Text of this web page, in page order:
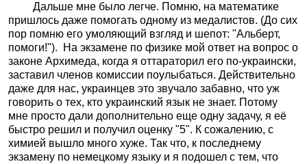
Дальше мне было легче. Помню, на математике
пришлось даже помогать одному из медалистов. (До сих
пор помню его умоляющий взгляд и шепот: "Альберт,
помоги!").
На экзамене по физике мой ответ на вопрос о
законе Архимеда, когда я оттараторил его по-украински,
заставил членов комиссии поулыбаться. Действительно
даже для нас, украинцев это звучало забавно, что уж
говорить о тех, кто украинский язык не знает. Потому
мне просто дали дополнительно еще одну задачу, я её
быстро решил и получил оценку "5". К сожалению, с
химией вышло много хуже. Так что, к последнему
экзамену по немецкому языку и я подошел с тем, что